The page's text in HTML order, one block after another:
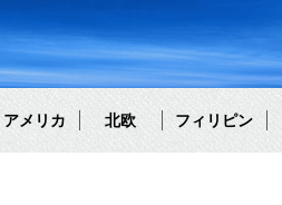
メリカ 北欧 フィリピン